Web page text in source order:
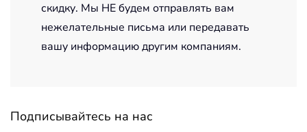
скидку. Мы НЕ будем отправлять вам
нежелательные письма или передавать
вашу информацию другим компаниям.
Подписывайтесь на нас